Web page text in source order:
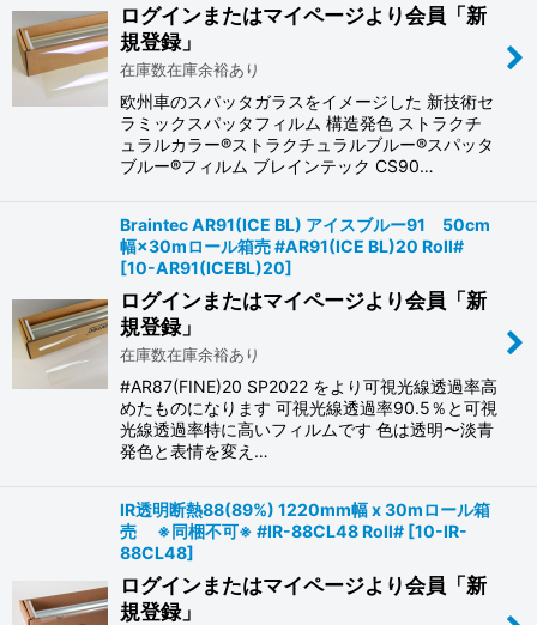
ログインまたはマイページより会員「新
規登録」
在庫数在庫余裕あり
欧州車のスパッタガラスをイメージした 新技術セ
ラミックスパッタフィルム 構造発色 ストラクチ
ュラルカラー®ストラクチュラルブルー®スパッタ
ブルー®フィルム ブレインテック CS90…
Braintec AR91(ICE BL) アイスブルー91 50cm
幅×30mロール箱売 #AR91(ICE BL)20 Roll#
[10-AR91(ICEBL)20]
ログインまたはマイページより会員「新
規登録」
在庫数在庫余裕あり
#AR87(FINE)20 SP2022 をより可視光線透過率高
めたものになります 可視光線透過率90.5％と可視
光線透過率特に高いフィルムです 色は透明〜淡青
発色と表情を変え…
IR透明断熱88(89%) 1220mm幅 x 30mロール箱
売 ※同梱不可※ #IR-88CL48 Roll# [10-IR-
88CL48]
ログインまたはマイページより会員「新
規登録」